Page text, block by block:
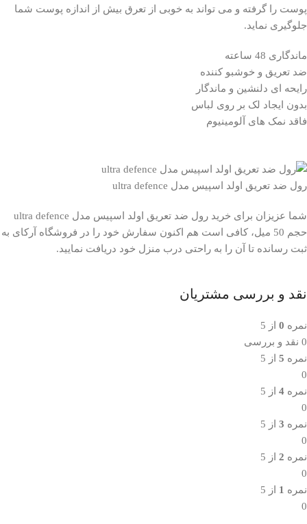
پوست را گرفته و می تواند به خوبی از تعرق بیش از اندازه پوست شما
جلوگیری نماید.
ماندگاری 48 ساعته
ضد تعریق و خوشبو کننده
رایحه ای دلنشین و ماندگار
بدون ایجاد لک بر روی لباس
فاقد نمک های آلومینیوم
رول ضد تعریق اولد اسپیس مدل ultra defence
شما عزیزان برای خرید رول ضد تعریق اولد اسپیس مدل ultra defence
حجم 50 میل، کافی است هم اکنون سفارش خود را در فروشگاه آرکای به
ثبت رسانده تا آن را به راحتی درب منزل خود دریافت نمایید.
نقد و بررسی مشتریان
نمره 0 از 5
0 نقد و بررسی
نمره 5 از 5
0
نمره 4 از 5
0
نمره 3 از 5
0
نمره 2 از 5
0
نمره 1 از 5
0